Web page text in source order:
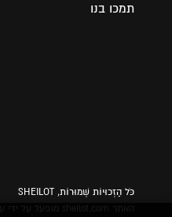
תמכו בנו
כֹּל הַזְכוּיוֹת שְׁמוּרוֹת, SHEILOT